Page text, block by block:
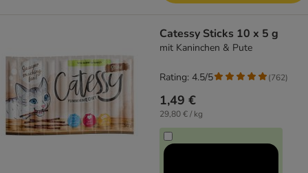
Catessy Sticks 10 x 5 g
mit Kaninchen & Pute
1,49 €
29,80 € / kg
Rating: 4.5/5 (762)